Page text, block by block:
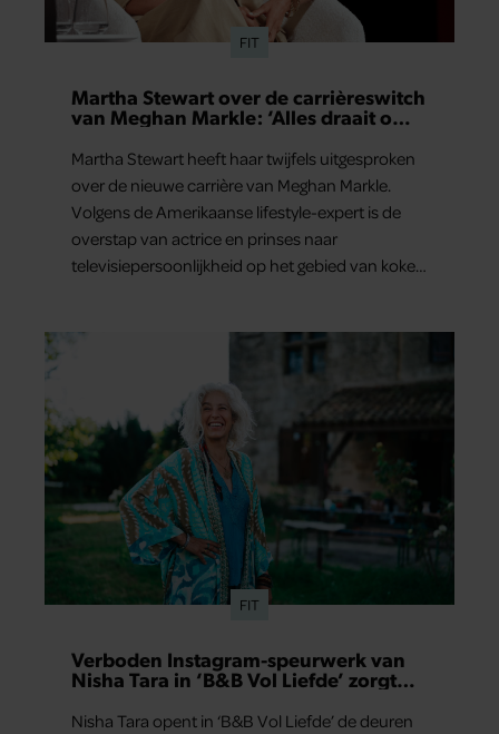
FIT
Martha Stewart over de carrièreswitch
van Meghan Markle: ‘Alles draait om
Martha Stewart heeft haar twijfels uitgesproken
over de nieuwe carrière van Meghan Markle.
Volgens de Amerikaanse lifestyle-expert is de
overstap van actrice en prinses naar
televisiepersoonlijkheid op het gebied van koken
FIT
Verboden Instagram-speurwerk van
Nisha Tara in ‘B&B Vol Liefde’ zorgt
Nisha Tara opent in ‘B&B Vol Liefde’ de deuren